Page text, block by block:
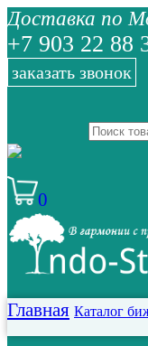
Доставка по
+7 903 22 88
заказать звонок
0
Главная Каталог